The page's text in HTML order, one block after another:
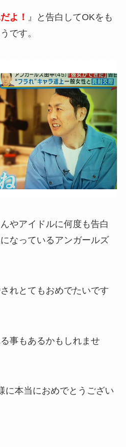
よ！ 』と告白してOKをも
です。
やアイドルに何度も告白
なっているアンガールズ
れとてもおめでたいです
事もあるかもしれませ
に本当におめでとうござい